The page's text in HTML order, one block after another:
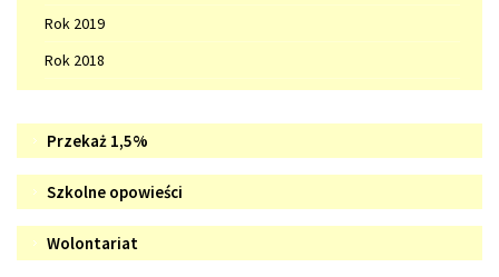
Rok 2019
Rok 2018
Doradztwo
zawodowe
WIZYTÓWKA
SZKOŁY
Przekaż 1,5%
Szkolne
opowieści
Szkolne opowieści
Wolontariat
Wolontariat